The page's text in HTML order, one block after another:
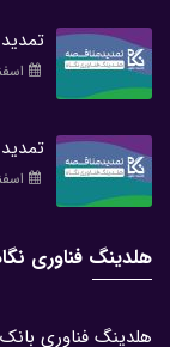
اسفند
اسفند
هلدینگ فناوری
هلدینگ فناوری بانک